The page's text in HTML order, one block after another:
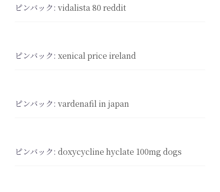
ピンバック: vidalista 80 reddit
ピンバック: xenical price ireland
ピンバック: vardenafil in japan
ピンバック: doxycycline hyclate 100mg dogs